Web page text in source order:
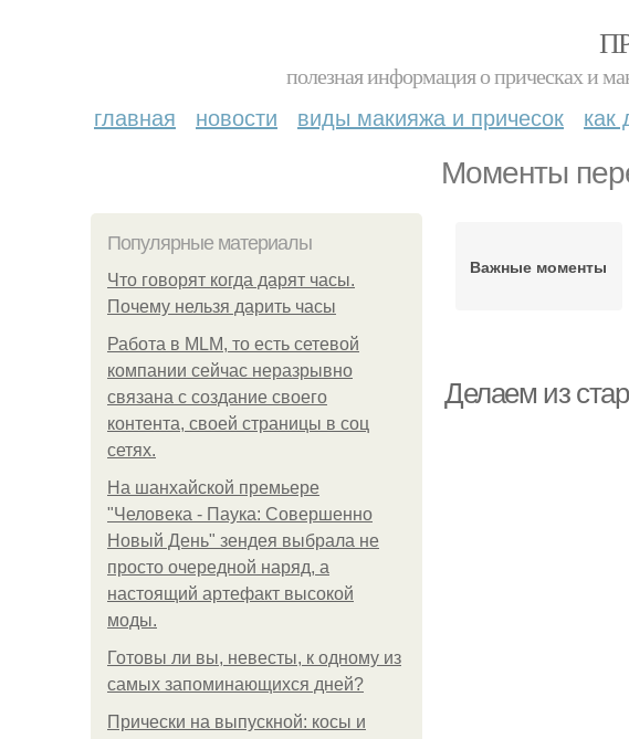
полезная информация о прическах и
главная новости виды макияжа и причесок как
Моменты
Популярные материалы
Что говорят когда дарят часы.
Почему нельзя дарить часы
Работа в MLM, то есть сетевой
компании сейчас неразрывно
связана с создание своего
контента, своей страницы в соц
сетях.
На шанхайской премьере
"Человека - Паука: Совершенно
Новый День" зендея выбрала не
просто очередной наряд, а
настоящий артефакт высокой
моды.
Готовы ли вы, невесты, к одному из
самых запоминающихся дней?
Прически на выпускной: косы и
Важные моменты
Делаем из